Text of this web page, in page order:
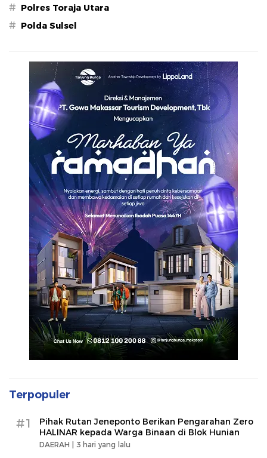
# Polres Toraja Utara
# Polda Sulsel
Terpopuler
#1
Pihak Rutan Jeneponto Berikan Pengarahan Zero
HALINAR kepada Warga Binaan di Blok Hunian
DAERAH | 3 hari yang lalu